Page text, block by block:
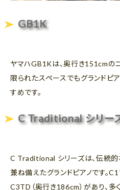
GB1K
ヤマハGB1Kは、奥行き151cmのコ
限られたスペースでもグランドピ
すめです。
C Traditional シリー
C Traditional シリーズは、伝統
兼ね備えたグランドピアノです。
C3TD（奥行き186cm）があり、